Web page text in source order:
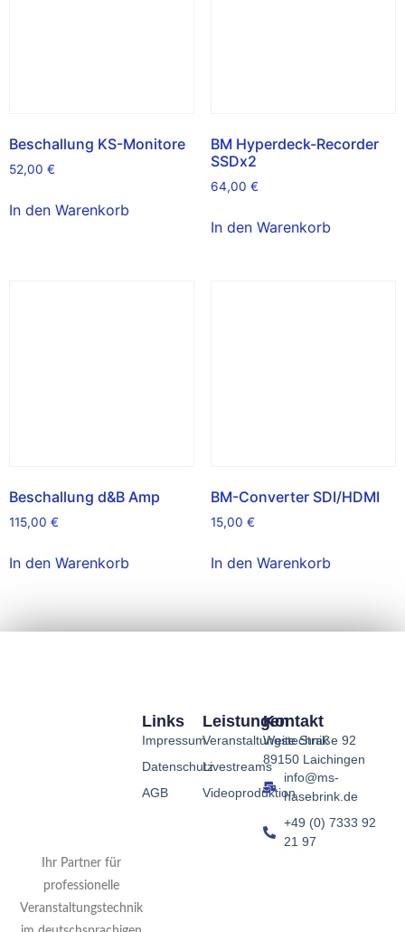
Beschallung KS-Monitore
52,00 €
In den Warenkorb
BM Hyperdeck-Recorder
SSDx2
64,00 €
In den Warenkorb
Beschallung d&B Amp
115,00 €
In den Warenkorb
BM-Converter SDI/HDMI
15,00 €
In den Warenkorb
Ihr Partner für
professionelle
Veranstaltungstechnik
Leistungen
Veranstaltungstechnik
Livestreams
Videoproduktion
Links
Impressum
Datenschutz
AGB
Kontakt
Weite Straße 92
89150 Laichingen
info@ms-
hasebrink.de
+49 (0) 7333 92
21 97